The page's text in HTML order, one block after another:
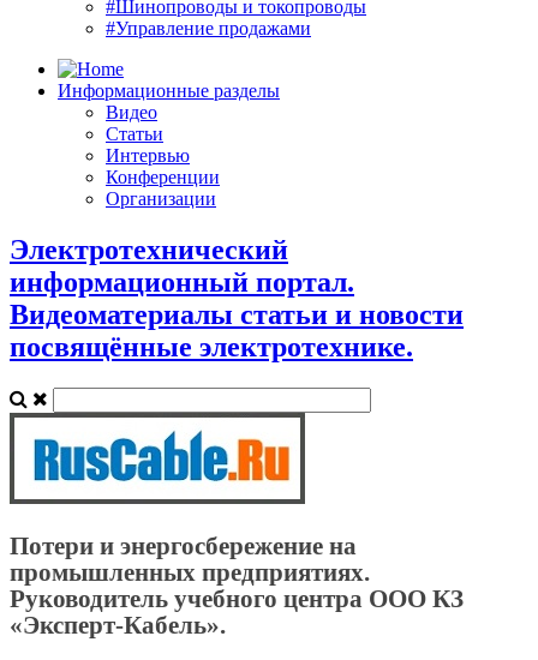
#Шинопроводы и токопроводы
#Управление продажами
Информационные разделы
Видео
Статьи
Интервью
Конференции
Организации
Электротехнический
информационный портал.
Видеоматериалы статьи и новости
посвящённые электротехнике.
Потери и энергосбережение на
промышленных предприятиях.
Руководитель учебного центра ООО КЗ
«Эксперт-Кабель».